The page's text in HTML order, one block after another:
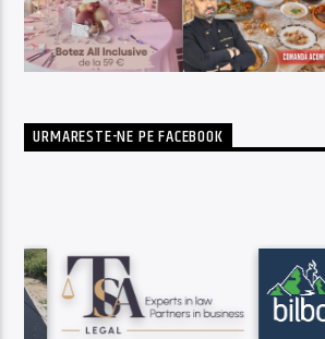
URMARESTE-NE PE FACEBOOK